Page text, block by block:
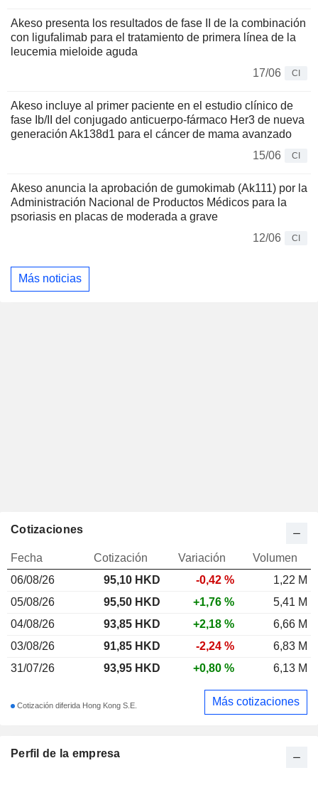
Akeso presenta los resultados de fase II de la combinación
con ligufalimab para el tratamiento de primera línea de la
leucemia mieloide aguda
17/06
CI
Akeso incluye al primer paciente en el estudio clínico de
fase Ib/II del conjugado anticuerpo-fármaco Her3 de nueva
generación Ak138d1 para el cáncer de mama avanzado
15/06
CI
Akeso anuncia la aprobación de gumokimab (Ak111) por la
Administración Nacional de Productos Médicos para la
psoriasis en placas de moderada a grave
12/06
CI
Más noticias
Perfil de la empresa
Cotizaciones
Fecha Cotización Variación
Volumen
06/08/26
95,10 HKD -0,42 %
1,22 M
05/08/26
95,50 HKD +1,76 %
5,41 M
04/08/26
93,85 HKD +2,18 %
6,66 M
03/08/26
91,85 HKD -2,24 %
6,83 M
31/07/26
93,95 HKD +0,80 % 6,13 M
Cotización diferida Hong Kong S.E. Más cotizaciones